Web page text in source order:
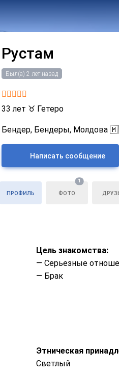
Рустам
Был(а) 2 лет назад
33 лет ♉ Гетеро
Бендер, Бендеры, Молдова
Написать сообщение
ПРОФИЛЬ ФОТО
1
Цель знакомства:
— Серьезные
— Брак
Этническая
Светлый